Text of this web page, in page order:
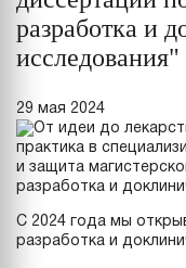
разработка и
исследования"
29 мая 2024
С 2024 года мы
разработка и